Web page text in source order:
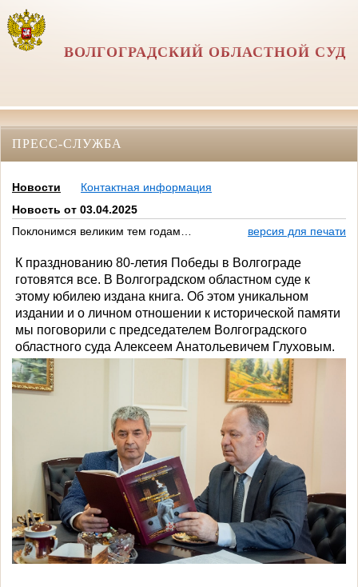
ВОЛГОГРАДСКИЙ ОБЛАСТНОЙ СУД
ПРЕСС-СЛУЖБА
Новости
Контактная информация
Новость от 03.04.2025
Поклонимся великим тем годам…
версия для печати
К празднованию 80-летия Победы в Волгограде
готовятся все. В Волгоградском областном суде к
этому юбилею издана книга. Об этом уникальном
издании и о личном отношении к исторической памяти
мы поговорили с председателем Волгоградского
областного суда Алексеем Анатольевичем Глуховым.